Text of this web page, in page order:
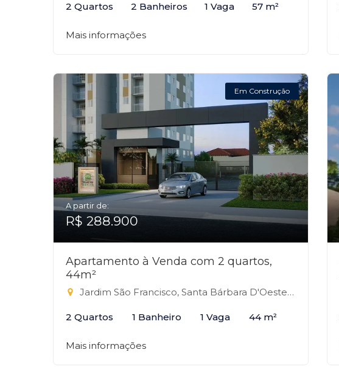
2 Quartos 2 Banheiros 1 Vaga 57 m²
Mais informações
Em Construção
A partir de:
R$ 288.900
Apartamento à Venda com 2 quartos,
44m²
Jardim São Francisco, Santa Bárbara D'Oeste-SP
2 Quartos 1 Banheiro 1 Vaga 44 m²
Mais informações